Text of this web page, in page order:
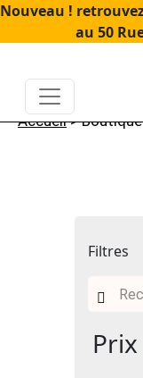
Nouveau !
au 50
Accueil> Boutique
Filtres
Prix